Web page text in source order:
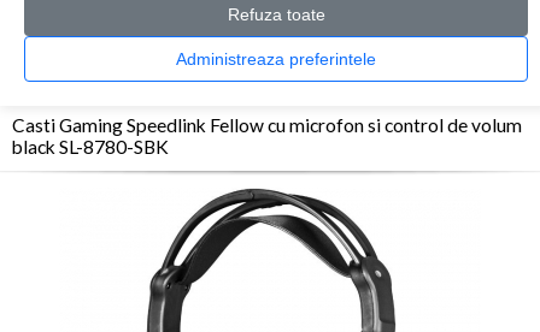
Refuza toate
Administreaza preferintele
0 produs(e)
CATALOG PRODUSE
> Casti > Casti Gaming Speedlink Fellow cu microfon si
Casti Gaming Speedlink Fellow cu microfon si control de volum
black SL-8780-SBK